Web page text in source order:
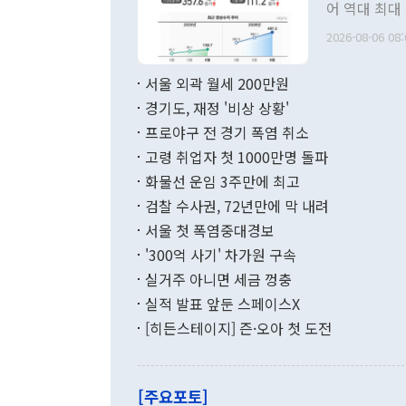
관의 무리한
다. [정동영 통일부 장관이 지난달 23일 오후 서울 종로구 정부서울청사에
무너졌다고
함께 4자 대
"우리의 선
관은 업무
어 역대 최
료=한국은행] 한국은행이 6일 발표한 '2026년 6월 국제수지(잠정)'
며 월간 기
196.9% 급
수출은
기록했지만
로 전환됐다.
는 배당수입
2026-08-06
서울 외곽 월세 200만원
경기도, 재정 '비상 상황'
프로야구 전 경기 폭염 취소
고령 취업자 첫 1000만명 돌파
화물선 운임 3주만에 최고
검찰 수사권, 72년만에 막 내려
서울 첫 폭염중대경보
'300억 사기' 차가원 구속
실거주 아니면 세금 껑충
실적 발표 앞둔 스페이스X
[히든스테이지] 즌·오아 첫 도전
[주요포토]